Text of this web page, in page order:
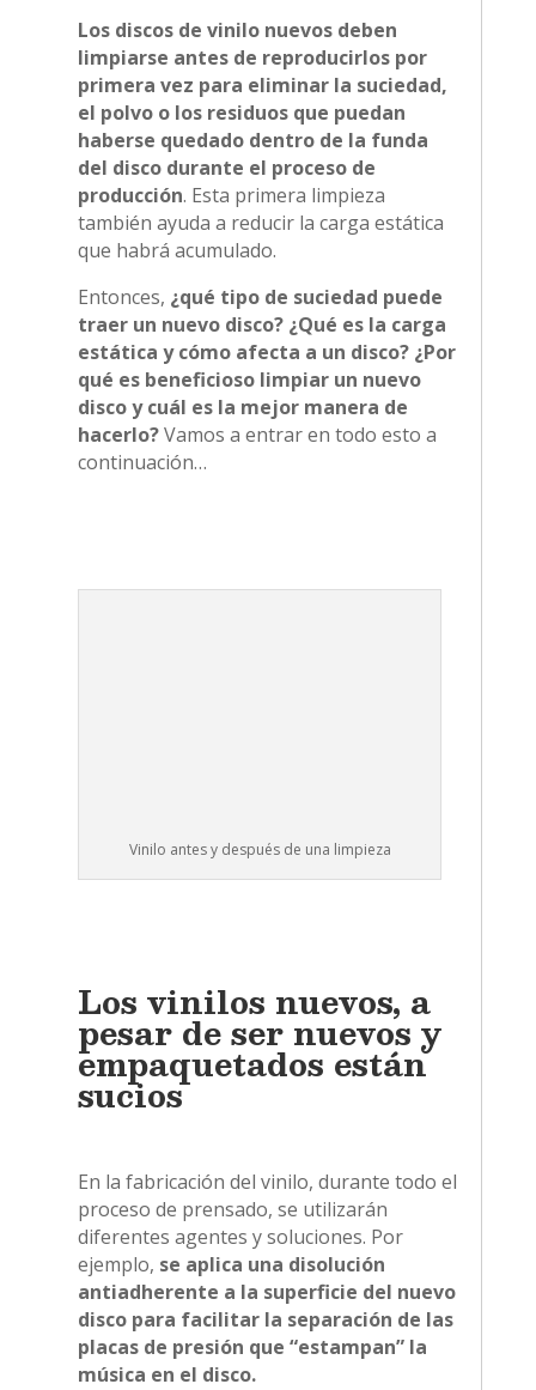
Los discos de vinilo nuevos deben
limpiarse antes de reproducirlos por
primera vez para eliminar la suciedad,
el polvo o los residuos que puedan
haberse quedado dentro de la funda
del disco durante el proceso de
producción. Esta primera limpieza
también ayuda a reducir la carga estática
que habrá acumulado.
Entonces, ¿qué tipo de suciedad puede
traer un nuevo disco? ¿Qué es la carga
estática y cómo afecta a un disco? ¿Por
qué es beneficioso limpiar un nuevo
disco y cuál es la mejor manera de
hacerlo?Vamos a entrar en todo esto a
continuación…
Vinilo antes y después de una limpieza
Los vinilos nuevos, a
pesar de ser nuevos y
empaquetados están
sucios
En la fabricación del vinilo, durante todo el
proceso de prensado, se utilizarán
diferentes agentes y soluciones. Por
ejemplo, se aplica una disolución
antiadherente a la superficie del nuevo
disco para facilitar la separación de las
placas de presión que “estampan” la
música en el disco.